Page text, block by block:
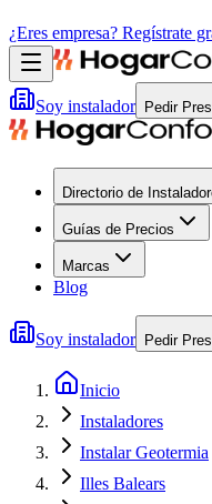
¿Eres empresa? Regístrate
Soy instalador Pedir
Directorio de
Guías de Precios
Marcas
Blog
Soy instalador Pedir
Inicio
Instaladores
Instalar Geotermia
Illes Balears